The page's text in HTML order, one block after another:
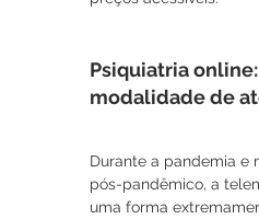
Psiquiatria
modalidade de
Durante a pandemia e
pós-pandêmico, a
uma forma